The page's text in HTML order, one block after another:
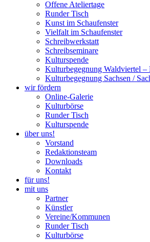
Offene Ateliertage
Runder Tisch
Kunst im Schaufenster
Vielfalt im Schaufenster
Schreibwerkstatt
Schreibseminare
Kulturspende
Kulturbegegnung Waldviertel –
Kulturbegegnung Sachsen /
wir fördern
Online-Galerie
Kulturbörse
Runder Tisch
Kulturspende
über uns!
Vorstand
Redaktionsteam
Downloads
Kontakt
für uns!
mit uns
Partner
Künstler
Vereine/Kommunen
Runder Tisch
Kulturbörse